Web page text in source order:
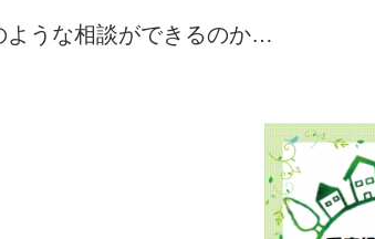
ような相談ができるのか…